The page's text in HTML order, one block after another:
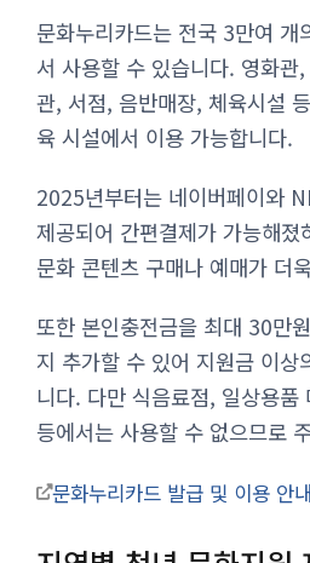
문화누리카드는 전국 3만여 개
서 사용할 수 있습니다. 영화
관, 서점, 음반매장, 체육시설
육 시설에서 이용 가능합니다.
2025년부터는 네이버페이와
제공되어 간편결제가 가능해졌
문화 콘텐츠 구매나 예매가 더
또한 본인충전금을 최대 30만
지 추가할 수 있어 지원금 이상
니다. 다만 식음료점, 일상용품
등에서는 사용할 수 없으므로
문화누리카드 발급 및 이용 안내